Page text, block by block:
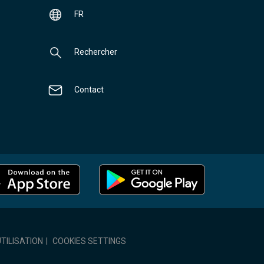
FR
Rechercher
Contact
| COOKIES SETTINGS